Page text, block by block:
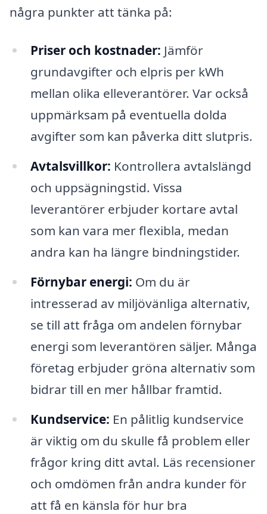
några punkter att tänka på:
Priser och kostnader: Jämför
grundavgifter och elpris per kWh
mellan olika elleverantörer. Var också
uppmärksam på eventuella dolda
avgifter som kan påverka ditt slutpris.
Avtalsvillkor: Kontrollera avtalslängd
och uppsägningstid. Vissa
leverantörer erbjuder kortare avtal
som kan vara mer flexibla, medan
andra kan ha längre bindningstider.
Förnybar energi: Om du är
intresserad av miljövänliga alternativ,
se till att fråga om andelen förnybar
energi som leverantören säljer. Många
företag erbjuder gröna alternativ som
bidrar till en mer hållbar framtid.
Kundservice: En pålitlig kundservice
är viktig om du skulle få problem eller
frågor kring ditt avtal. Läs recensioner
och omdömen från andra kunder för
att få en känsla för hur bra